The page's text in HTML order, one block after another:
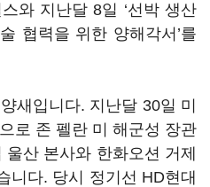
와 지난달 8일 ‘선박 생산
협력을 위한 양해각서’를
새입니다. 지난달 30일 미
로 존 펠란 미 해군성 장관
산 본사와 한화오션 거제
니다. 당시 정기선 HD현대